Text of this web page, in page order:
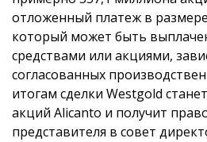
отложенный платеж в
который может быть
средствами или акциями,
согласованных
итогам сделки Westgold
акций Alicanto и получит
представителя в совет